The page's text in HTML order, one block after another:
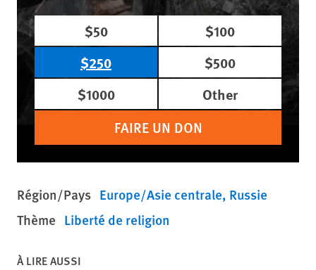
$50
$100
$250
$500
$1000
Other
FAIRE UN DON
Région/Pays Europe/Asie centrale Russie
Thème Liberté de religion
À LIRE AUSSI